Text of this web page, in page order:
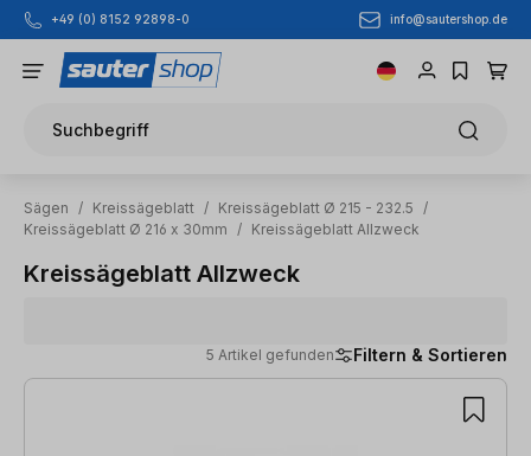
Zum Hauptinhalt springen
+49 (0) 8152 92898-0 info@sautershop.de
Suchbegriff
Sägen / Kreissägeblatt / Kreissägeblatt Ø 215 - 232.5
/
Kreissägeblatt Ø 216 x 30mm
/ Kreissägeblatt Allzweck
Kreissägeblatt Allzweck
5 Artikel gefunden Filtern & Sortieren
5 Artikel gefunden